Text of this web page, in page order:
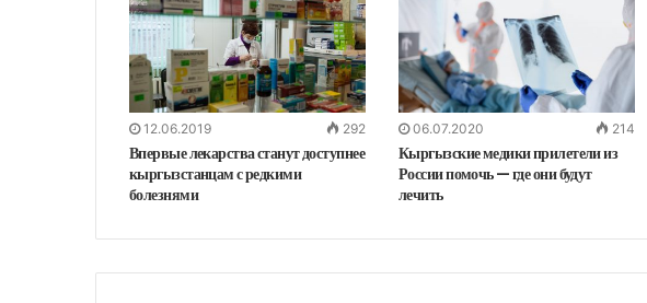
12.06.2019 292
Впервые лекарства станут доступнее
кыргызстанцам с редкими
болезнями
06.07.2020 214
Кыргызские медики прилетели из
России помочь — где они будут
лечить